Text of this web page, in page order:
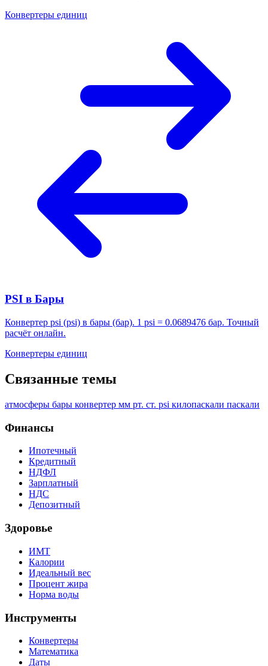
Конвертеры единиц
PSI в Бары
Конвертер psi (psi) в бары (бар). 1 psi = 0.0689476 бар. Точный
расчёт онлайн.
Конвертеры единиц
Связанные темы
атмосферы бары конвертер мм рт. ст. psi килопаскали паскали
Финансы
Ипотечный
Кредитный
НДФЛ
Зарплатный
НДС
Депозитный
Здоровье
ИМТ
Калории
Идеальный вес
Процент жира
Норма воды
Инструменты
Конвертеры
Математика
Даты